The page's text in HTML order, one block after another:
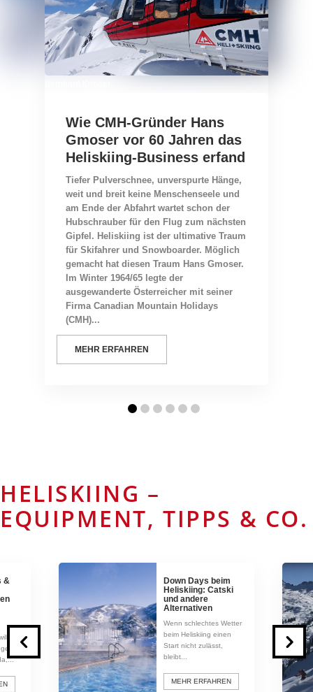
Wie CMH-Gründer Hans
Gmoser vor 60 Jahren das
Heliskiing-Business erfand
Tiefer Pulverschnee, unverspurte Hänge,
weit und breit keine Menschenseele und
am Ende der Abfahrt wartet schon der
Hubschrauber für den Flug zum nächsten
Gipfel. Heliskiing ist der ultimative Traum
für Skifahrer und Snowboarder. Möglich
gemacht hat diesen Traum Hans Gmoser.
Im Winter 1964/65 legte der
ausgewanderte Österreicher mit seiner
Firma Canadian Mountain Holidays
(CMH)...
MEHR ERFAHREN
HELISKIING –
EQUIPMENT, TIPPS & CO.
Down Days beim
Heliskiing: Catski
und andere
Alternativen
Wenn schlechtes Wetter
beim Heliskiing einen
Start nicht zulässt,
bleibt...
MEHR ERFAHREN
&